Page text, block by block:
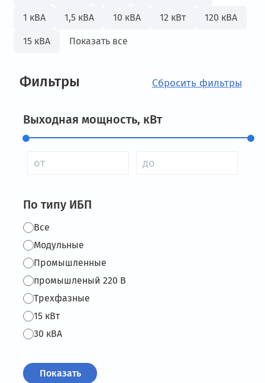
1 кВА 1,5 кВА 10 кВА 12 кВт 120 кВА
15 кВА Показать все
Фильтры
Выходная мощность, кВт
По типу ИБП
Все
Модульные
Промышленные
промышленый 220 В
Трехфазные
15 кВт
30 кВА